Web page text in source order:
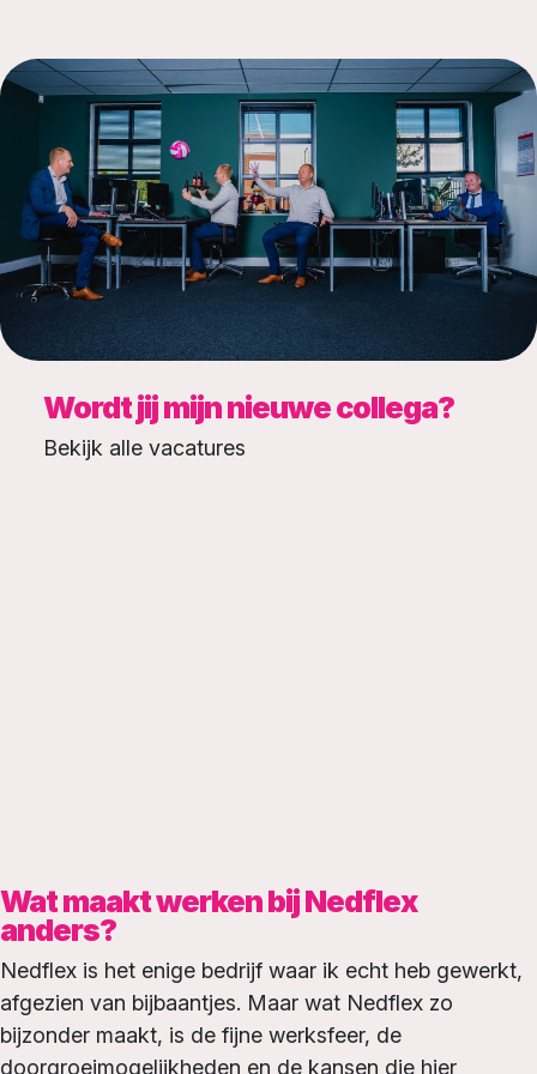
Wordt jij mijn nieuwe collega?
Bekijk alle vacatures
Wat maakt werken bij Nedflex
anders?
Nedflex is het enige bedrijf waar ik echt heb gewerkt,
afgezien van bijbaantjes. Maar wat Nedflex zo
bijzonder maakt, is de fijne werksfeer, de
doorgroeimogelijkheden en de kansen die hier